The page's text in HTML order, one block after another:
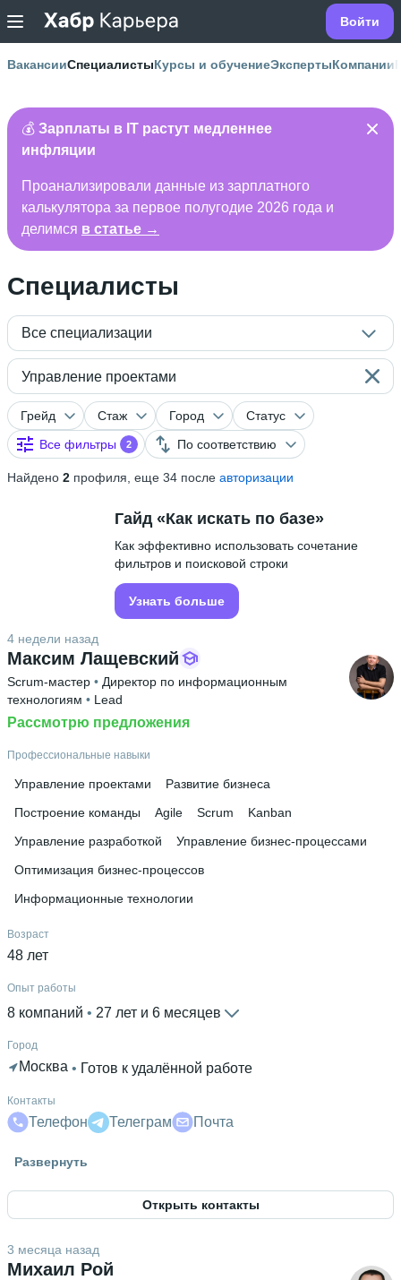
Войти
ВакансииСпециалистыКурсы и обучениеЭкспертыКомпании
💰 Зарплаты в IT растут медленнее
инфляции
Проанализировали данные из зарплатного
калькулятора за первое полугодие 2026 года и
делимся в статье →
Специалисты
Все специализации
Управление проектами
Грейд Стаж Город
Статус
Все фильтры
2 По соответствию
Найдено 2 профиля, еще 34 после авторизации
Гайд «Как искать по базе»
Как эффективно использовать сочетание
фильтров и поисковой строки
Узнать больше
Максим Лащевский
4 недели назад
Scrum-мастер • Директор по информационным
технологиям • Lead
Рассмотрю предложения
Профессиональные навыки
Управление проектами
Развитие бизнеса
Построение команды
Agile Scrum
Kanban
Управление разработкой
Управление бизнес-процессами
Оптимизация бизнес-процессов
Информационные технологии
Возраст
48 лет
Опыт работы
8 компаний 27 лет и 6 месяцев
Город
Москва • Готов к удалённой работе
Контакты
Телефон Телеграм Почта
Высшее образование
Развернуть
Открыть контакты
Михаил Рой
3 месяца назад